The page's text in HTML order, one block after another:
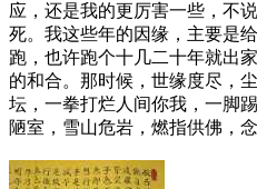
应，还是我的更厉害一些，不
死。我这些年的因缘，主要是
跑，也许跑个十几二十年就出
的和合。那时候，世缘度尽，
坛，一拳打烂人间你我，一脚
陋室，雪山危岩，燃指供佛，